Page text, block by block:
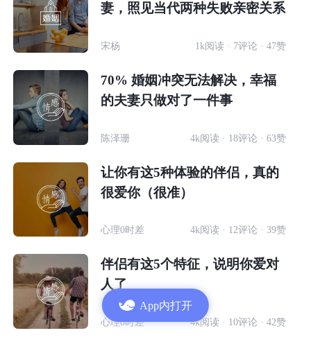
妻，照见当代两种失败亲密关系
宋杨 1k阅读 · 7评论 · 47赞
70% 婚姻冲突无法解决，幸福
的夫妻只做对了一件事
陈泽珊 4k阅读 · 18评论 · 63赞
让你有这5种体验的伴侣，真的
很爱你（很准）
心理0时差 4k阅读 · 12评论 · 39赞
伴侣有这5个特征，说明你爱对
人了
心理0时差 4k阅读 · 10评论 · 42赞
App内打开